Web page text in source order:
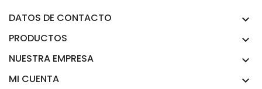
DATOS DE CONTACTO 
PRODUCTOS 
NUESTRA EMPRESA 
MI CUENTA 